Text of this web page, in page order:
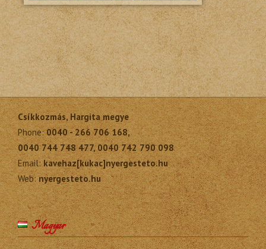
Csíkkozmás, Hargita megye
Phone:0040 - 266 706 168,
0040 744 748 477, 0040 742 790 098
Email: kavehaz[kukac]nyergesteto.hu
Web: nyergesteto.hu
Magyar